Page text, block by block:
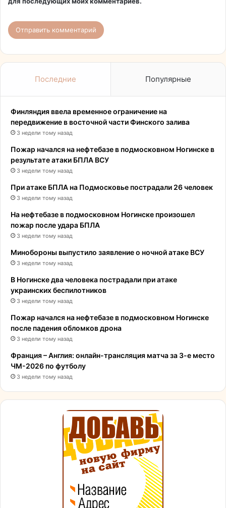
Последние Популярные
Финляндия ввела временное ограничение на
передвижение в восточной части Финского залива
3 недели тому назад
Пожар начался на нефтебазе в подмосковном Ногинске в
результате атаки БПЛА ВСУ
3 недели тому назад
При атаке БПЛА на Подмосковье пострадали 26 человек
3 недели тому назад
На нефтебазе в подмосковном Ногинске произошел
пожар после удара БПЛА
3 недели тому назад
Минобороны выпустило заявление о ночной атаке ВСУ
3 недели тому назад
В Ногинске два человека пострадали при атаке
украинских беспилотников
3 недели тому назад
Пожар начался на нефтебазе в подмосковном Ногинске
после падения обломков дрона
3 недели тому назад
Франция – Англия: онлайн-трансляция матча за 3-е место
ЧМ-2026 по футболу
3 недели тому назад